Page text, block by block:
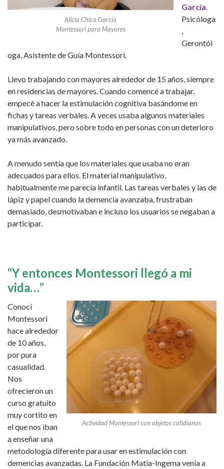
Alicia Chica García
Montessori para Mayores
García
Psicóloga
Gerontól
oga, Asistente de Guía Montessori.
Llevo trabajando con mayores alrededor de 15 años, siempre
en residencias de mayores. Cuando comencé a trabajar,
empecé a hacer la estimulación cognitiva basándome en
fichas y tareas verbales. A veces usaba algunos materiales
manipulativos, pero sobre todo en personas con un deterioro
ya más avanzado.
A menudo sentía que los materiales que usaba no eran
adecuados para ellos. El material manipulativo,
habitualmente me parecía infantil. Las tareas verbales y las de
lápiz y papel cuando la demencia avanzaba, frustraban
demasiado, desmotivaban e incluso los usuarios se negaban a
participar.
“Y entonces Montessori llegó a mi
vida…”
Actividad Montessori con objetos cotidianos
Conocí
Montessori
hace alrededor
de 10 años,
por pura
casualidad.
Nos
ofrecieron un
curso gratuito
muy cortito en
el que nos iban
a enseñar una
metodología diferente para usar en estimulación con
demencias avanzadas. La Fundación Matia-Ingema venía a